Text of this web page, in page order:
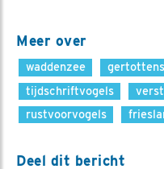
Meer over
waddenzee gertottens
tijdschriftvogels
rustvoorvogels
Deel dit bericht